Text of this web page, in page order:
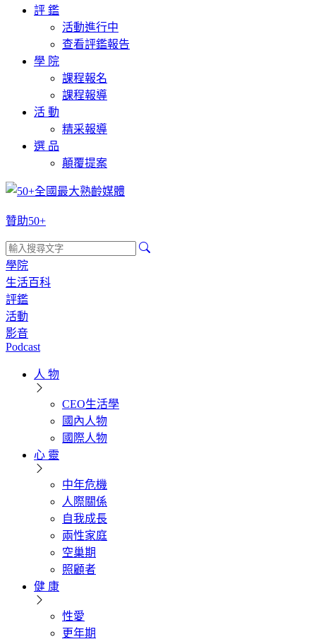
評 鑑
活動進行中
查看評鑑報告
學 院
課程報名
課程報導
活 動
精采報導
選 品
顛覆提案
贊助50+
學院
生活百科
評鑑
活動
影音
Podcast
人 物
CEO生活學
國內人物
國際人物
心 靈
中年危機
人際關係
自我成長
兩性家庭
空巢期
照顧者
健 康
性愛
更年期